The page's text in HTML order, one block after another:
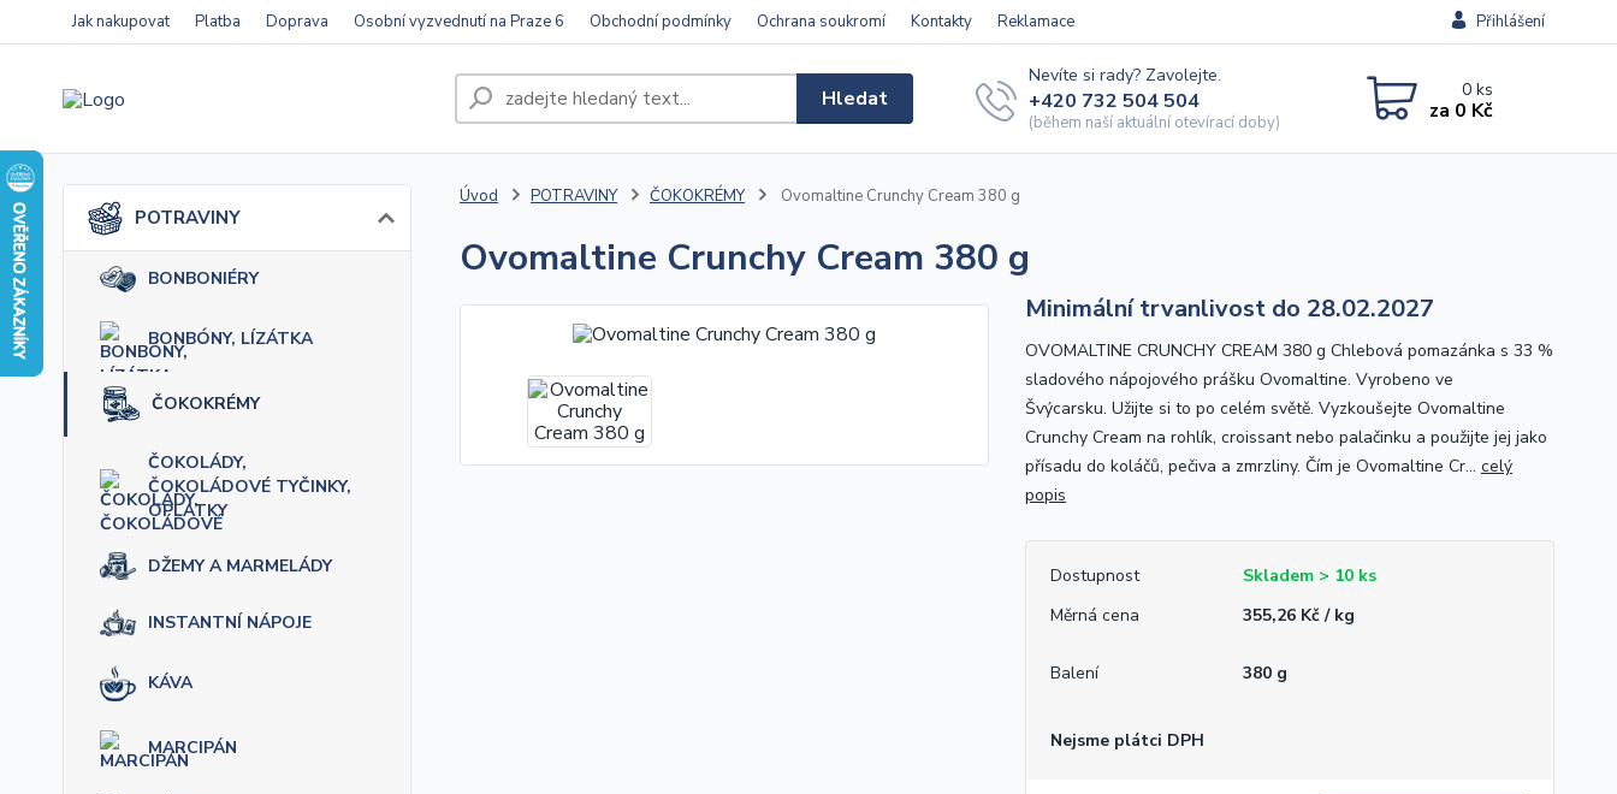
Jak nakupovat Platba Doprava Osobní vyzvednutí na Praze 6 Obchodní podmínky Ochrana soukromí Kontakty Reklamace Přihlášení
Hledat
Nevíte si rady? Zavolejte.
+420 732 504 504
(během naší aktuální otevírací doby)
0ks
za 0 Kč
POTRAVINY
BONBONIÉRY
BONBÓNY, LÍZÁTKA
ČOKOKRÉMY
ČOKOLÁDY,
ČOKOLÁDOVÉ TYČINKY,
OPLATKY
DŽEMY A MARMELÁDY
INSTANTNÍ NÁPOJE
KÁVA
MARCIPÁN
Úvod POTRAVINY ČOKOKRÉMY Ovomaltine Crunchy Cream 380 g
Ovomaltine Crunchy Cream 380 g
Minimální trvanlivost do 28.02.2027
OVOMALTINE CRUNCHY CREAM 380 g Chlebová pomazánka s 33 %
sladového nápojového prášku Ovomaltine. Vyrobeno ve
Švýcarsku. Užijte si to po celém světě. Vyzkoušejte Ovomaltine
Crunchy Cream na rohlík, croissant nebo palačinku a použijte jej jako
přísadu do koláčů, pečiva a zmrzliny. Čím je Ovomaltine Cr... celý
popis
Dostupnost
Skladem > 10 ks
Měrná cena
355,26 Kč / kg
Balení 380 g
Nejsme plátci DPH